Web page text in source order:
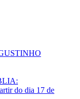
do dia 17 de